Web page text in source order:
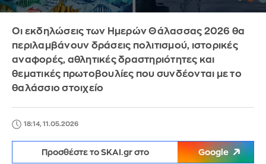
Οι εκδηλώσεις των Ημερών Θάλασσας 2026 θα
περιλαμβάνουν δράσεις πολιτισμού, ιστορικές
αναφορές, αθλητικές δραστηριότητες και
θεματικές πρωτοβουλίες που συνδέονται με το
θαλάσσιο στοιχείο
18:14, 11.05.2026
Προσθέστε το SKAI.gr στο Google